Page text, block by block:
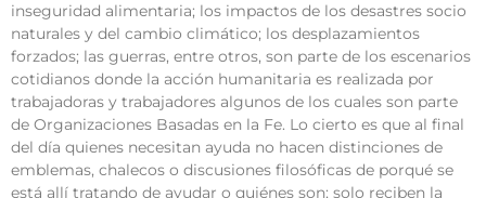
inseguridad alimentaria; los impactos de los desastres socio
naturales y del cambio climático; los desplazamientos
forzados; las guerras, entre otros, son parte de los escenarios
cotidianos donde la acción humanitaria es realizada por
trabajadoras y trabajadores algunos de los cuales son parte
de Organizaciones Basadas en la Fe. Lo cierto es que al final
del día quienes necesitan ayuda no hacen distinciones de
emblemas, chalecos o discusiones filosóficas de porqué se
está allí tratando de ayudar o quiénes son; solo reciben la